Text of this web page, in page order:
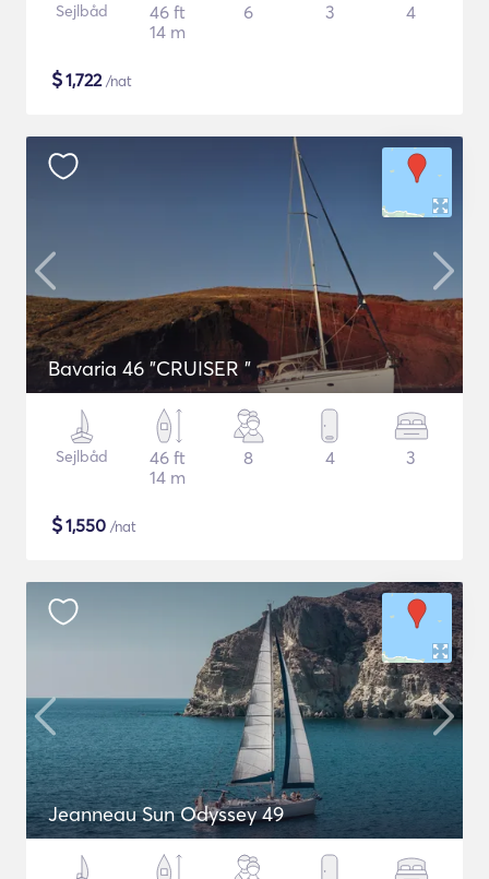
Sejlbåd
46 ft
14 m
6 3 4
$1,722/nat
Bavaria 46 "CRUISER "
Sejlbåd
46 ft
14 m
8 4 3
$1,550 /nat
Jeanneau Sun Odyssey 49